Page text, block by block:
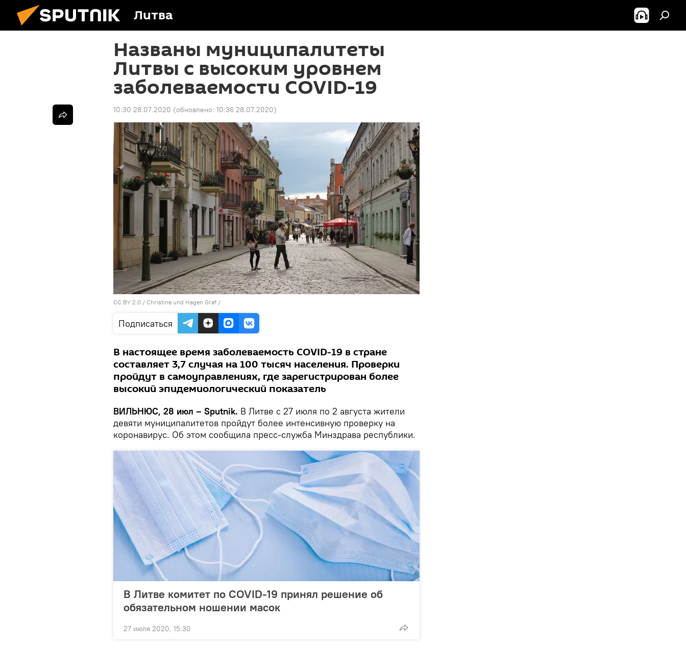
Литва
Названы муниципалитеты
Литвы с высоким уровнем
заболеваемости COVID-19
10:30 28.07.2020 (обновлено: 10:36 28.07.2020)
CC BY 2.0 / Christine und Hagen Graf /
Подписаться
В настоящее время заболеваемость COVID-19 в стране
составляет 3,7 случая на 100 тысяч населения. Проверки
пройдут в самоуправлениях, где зарегистрирован более
высокий эпидемиологический показатель
ВИЛЬНЮС, 28 июл – Sputnik. В Литве с 27 июля по 2 августа жители
девяти муниципалитетов пройдут более интенсивную проверку на
коронавирус. Об этом сообщила пресс-служба Минздрава республики.
В Литве комитет по COVID-19 принял решение об
обязательном ношении масок
27 июля 2020, 15:30